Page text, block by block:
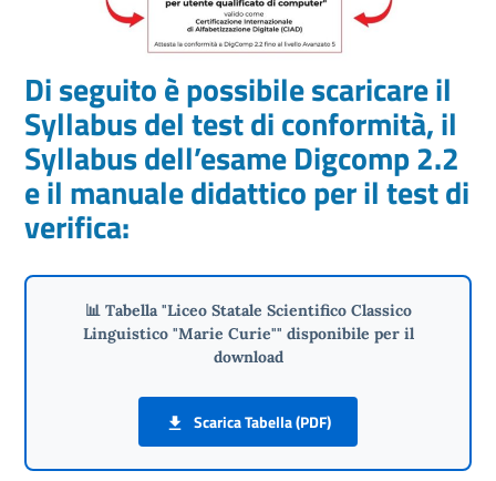
Di seguito è possibile scaricare il
Syllabus del test di conformità, il
Syllabus dell’esame Digcomp 2.2
e il manuale didattico per il test di
verifica:
📊 Tabella "Liceo Statale Scientifico Classico
Linguistico "Marie Curie"" disponibile per il
download
Scarica Tabella (PDF)